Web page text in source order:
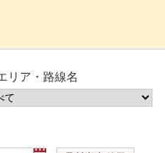
リア・路線名